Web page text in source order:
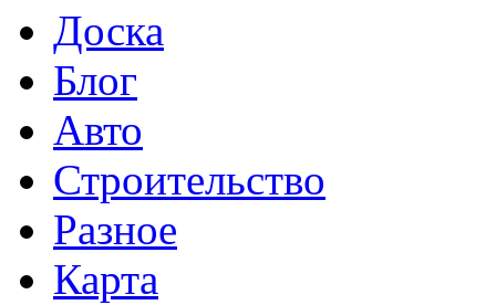
Доска
Блог
Авто
Строительство
Разное
Карта